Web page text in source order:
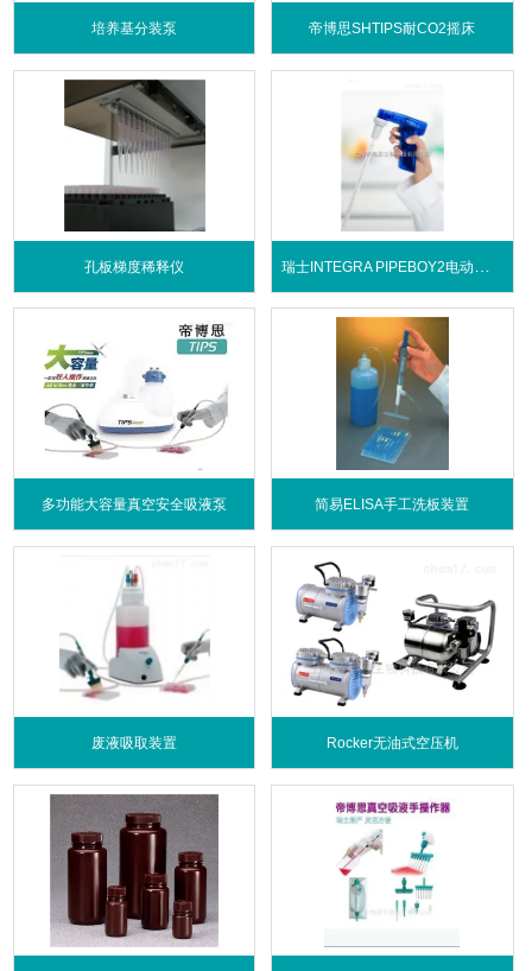
培养基分装泵 帝博思SHTIPS耐CO2摇床
孔板梯度稀释仪
多功能大容量真空安全吸液泵 简易ELISA手工洗板装置
废液吸取装置 Rocker无油式空压机